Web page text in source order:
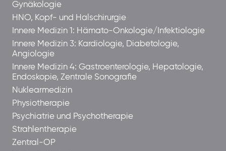
Gynäkologie
HNO, Kopf- und Halschirurgie
Innere Medizin 1: Hämato-Onkologie/Infektiologie
Innere Medizin 3: Kardiologie, Diabetologie,
Angiologie
Innere Medizin 4: Gastroenterologie, Hepatologie,
Endoskopie, Zentrale Sonografie
Nuklearmedizin
Physiotherapie
Psychiatrie und Psychotherapie
Strahlentherapie
Zentral-OP